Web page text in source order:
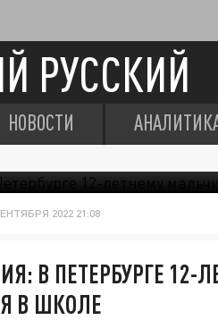
РУССКИЙ
НОВОСТИ
2022 21:08
В ПЕТЕРБУРГЕ 12-
В ШКОЛЕ